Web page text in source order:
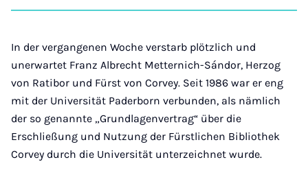
on
auf auf auf über
In der vergangenen Woche verstarb plötzlich und
unerwartet Franz Albrecht Metternich-Sándor, Herzog
von Ratibor und Fürst von Corvey. Seit 1986 war er eng
mit der Universität Paderborn verbunden, als nämlich
der so genannte „Grundlagenvertrag“ über die
Erschließung und Nutzung der Fürstlichen Bibliothek
Corvey durch die Universität unterzeichnet wurde.